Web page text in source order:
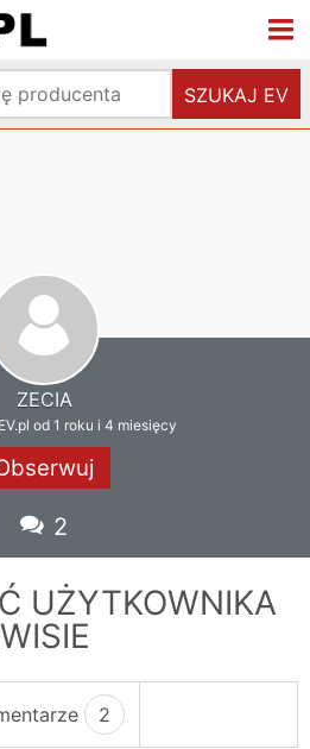
SZUKAJ EV
ZECIA
od 1 roku i 4 miesięcy
2
UŻYTKOWNIKA
2